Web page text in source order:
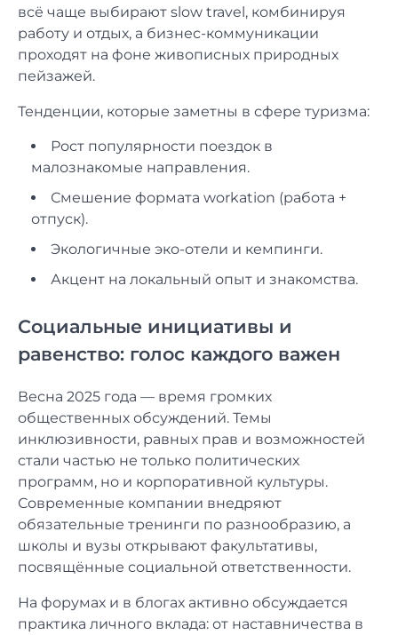
всё чаще выбирают slow travel, комбинируя
работу и отдых, а бизнес-коммуникации
проходят на фоне живописных природных
пейзажей.
Тенденции, которые заметны в сфере туризма:
Рост популярности поездок в
малознакомые направления.
Смешение формата workation (работа +
отпуск).
Экологичные эко-отели и кемпинги.
Акцент на локальный опыт и знакомства.
Социальные инициативы и
равенство: голос каждого важен
Весна 2025 года — время громких
общественных обсуждений. Темы
инклюзивности, равных прав и возможностей
стали частью не только политических
программ, но и корпоративной культуры.
Современные компании внедряют
обязательные тренинги по разнообразию, а
школы и вузы открывают факультативы,
посвящённые социальной ответственности.
На форумах и в блогах активно обсуждается
практика личного вклада: от наставничества в